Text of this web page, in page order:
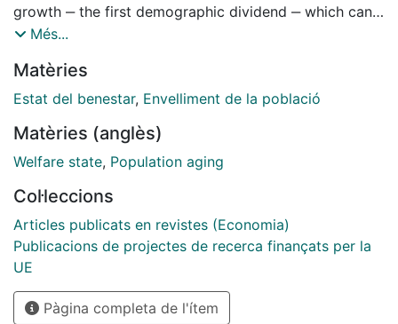
growth ‒ the first demographic dividend ‒ which can
be extended into a second demographic dividend if
Nevertheless, aging might reverse this process if
dissaving of elderly baby boomers and the pressure
savings and capital.
Més...
Matèries
Estat del benestar, Envelliment de la població
Matèries (anglès)
Welfare state, Population aging
Col·leccions
Articles publicats en revistes (Economia)
Publicacions de projectes de recerca finançats per la
UE
Pàgina completa de l'ítem